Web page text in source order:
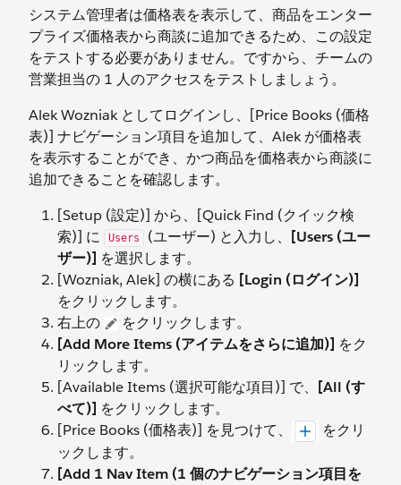
システム管理者は価格表を表示して、商品をエンター
プライズ価格表から商談に追加できるため、この設定
をテストする必要がありません。ですから、チームの
営業担当の 1 人のアクセスをテストしましょう。
Alek Wozniak としてログインし、[Price Books (価格
表)] ナビゲーション項目を追加して、Alek が価格表
を表示することができ、かつ商品を価格表から商談に
追加できることを確認します。
[Setup (設定)] から、[Quick Find (クイック検
索)] に
Users (ユーザー) と入力し、
[Users (ユー
ザー)] を選択します。
[Wozniak, Alek] の横にある [Login (ログイン)]
をクリックします。
右上の
をクリックします。
[Add More Items (アイテムをさらに追加)] をク
リックします。
[Available Items (選択可能な項目)] で、
[All (す
べて)] をクリックします。
[Price Books (価格表)] を見つけて、
をクリ
ックします。
[Add 1 Nav Item (1 個のナビゲーション項目を